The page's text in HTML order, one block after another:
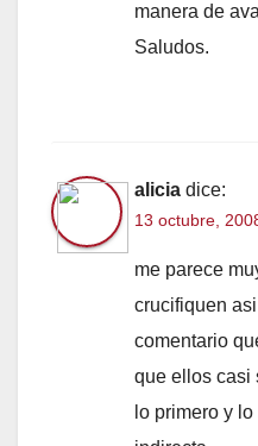
manera de
Saludos.
alicia dice:
13 octubre,
me parece
crucifiquen
comentario
que ellos casi
lo primero y